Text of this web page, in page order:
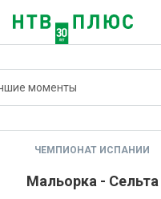
моменты
ЧЕМПИОНАТ ИСПАНИИ
Мальорка - Сельта